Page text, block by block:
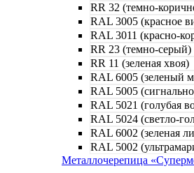
RR 32 (темно-
RAL 3005 (красное
RAL 3011 (красно-
RR 23 (темно-серый)
RR 11 (зеленая хвоя)
RAL 6005 (зеленый
RAL 5005
RAL 5021 (голубая
RAL 5024 (светло-
RAL 6002 (зеленая
RAL 5002
Металлочерепица